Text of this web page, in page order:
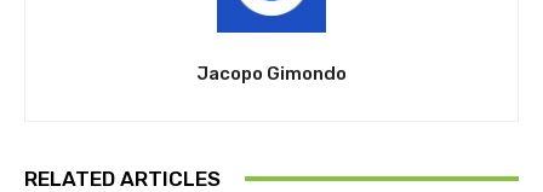
Jacopo Gimondo
RELATED ARTICLES